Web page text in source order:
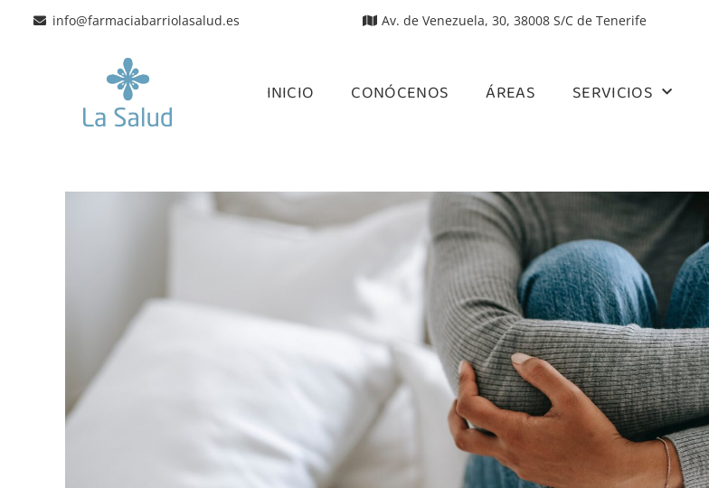
info@farmaciabarriolasalud.es Av. de Venezuela, 30, 38008 S/C de Tenerife
INICIO CONÓCENOS ÁREAS SERVICIOS